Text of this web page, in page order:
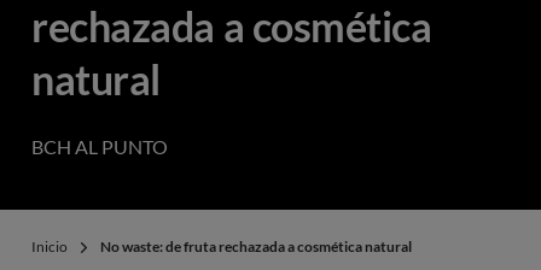
rechazada a cosmética
natural
BCH AL PUNTO
Inicio No waste: de fruta rechazada a cosmética natural